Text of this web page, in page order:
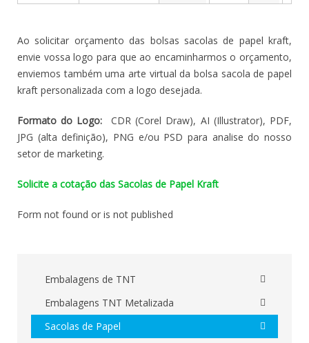
Ao solicitar orçamento das bolsas sacolas de papel kraft,
envie vossa logo para que ao encaminharmos o orçamento,
enviemos também uma arte virtual da bolsa sacola de papel
kraft personalizada com a logo desejada.
Formato do Logo:
CDR (Corel Draw), AI (Illustrator), PDF,
JPG (alta definição), PNG e/ou PSD para analise do nosso
setor de marketing.
Solicite a cotação das Sacolas de Papel Kraft
Form not found or is not published
Embalagens de TNT
Embalagens TNT Metalizada
Sacolas de Papel